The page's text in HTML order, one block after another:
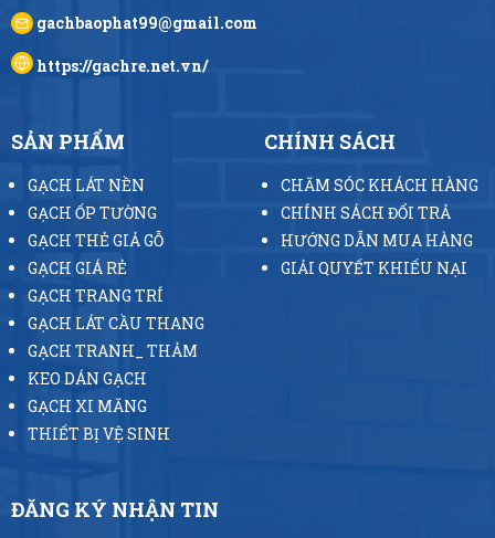
gachbaophat99@gmail.com
https://gachre.net.vn/
SẢN PHẨM
GẠCH LÁT NỀN
GẠCH ỐP TƯỜNG
GẠCH THẺ GIẢ GỖ
GẠCH GIÁ RẺ
GẠCH TRANG TRÍ
GẠCH LÁT CẦU THANG
GẠCH TRANH_ THẢM
KEO DÁN GẠCH
GẠCH XI MĂNG
THIẾT BỊ VỆ SINH
CHÍNH SÁCH
CHĂM SÓC KHÁCH HÀNG
CHÍNH SÁCH ĐỔI TRẢ
HƯỚNG DẪN MUA HÀNG
GIẢI QUYẾT KHIẾU NẠI
ĐĂNG KÝ NHẬN TIN